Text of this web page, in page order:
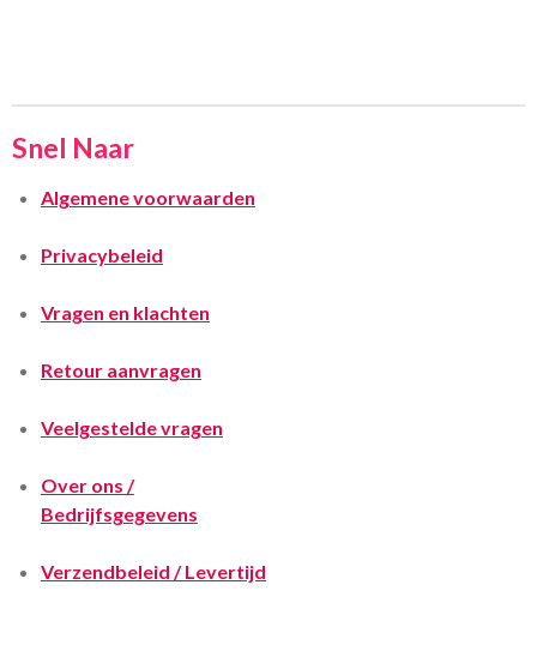
Snel Naar
Algemene voorwaarden
Privacybeleid
Vragen en klachten
Retour aanvragen
Veelgestelde vragen
Over ons /
Bedrijfsgegevens
Verzendbeleid / Levertijd